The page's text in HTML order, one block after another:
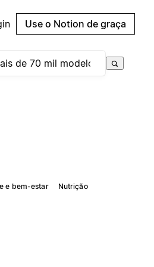
Use o Notion de graça
e bem-estar Nutrição